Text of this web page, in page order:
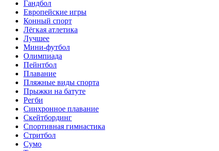
Гандбол
Европейские игры
Конный спорт
Лёгкая атлетика
Лучшее
Мини-футбол
Олимпиада
Пейнтбол
Плавание
Пляжные виды спорта
Прыжки на батуте
Регби
Синхронное плавание
Скейтбординг
Спортивная гимнастика
Стритбол
Сумо